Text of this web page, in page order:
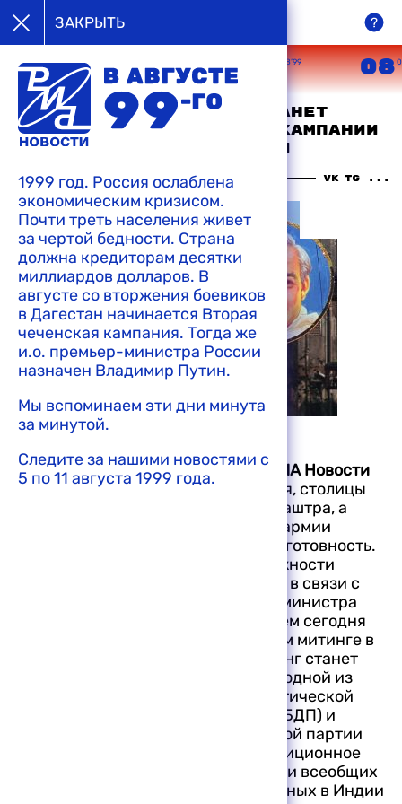
в августе
99-го
05 08’99 06 08’99 08
Сегодняшний митинг станет
началом предвыборной кампании
премьер-министра Индии
18:07 09-08-1999
© AFP / Sebastian D’Souza
БОМБЕЙ, 9 августа, 1999. /Корр. РИА Новости
Вячеслав Топчян/. Полиция Бомбея, столицы
западно-индийского штата Махараштра, а
также резервные силы полиции и армии
приведены в повышенную боевую готовность.
Все возможные меры предосторожности
приняты местным правительством в связи с
планируемым приездом премьер-министра
Индии Ваджпаи и его выступлением сегодня
поздним вечером на предвыборном митинге в
центре города. Сегодняшний митинг станет
началом предвыборной кампании одной из
крупнейших в стране националистической
партии "Баратия джаната парти" (БДП) и
местной ультранационалистической партии
"Шив сены", которые входят в коалиционное
правительство штата, в преддверии всеобщих
парламентских выборов, назначенных в Индии
ЗАКРЫТЬ
1999 год. Россия ослаблена
экономическим кризисом.
Почти треть населения живет
за чертой бедности. Страна
должна кредиторам десятки
миллиардов долларов. В
августе со вторжения боевиков
в Дагестан начинается Вторая
чеченская кампания. Тогда же
и.о. премьер-министра России
назначен Владимир Путин.
Мы вспоминаем эти дни минута
за минутой.
Следите за нашими новостями с
5 по 11 августа 1999 года.